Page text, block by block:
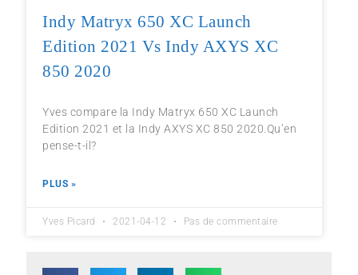
Indy Matryx 650 XC Launch
Edition 2021 Vs Indy AXYS XC
850 2020
Yves compare la Indy Matryx 650 XC Launch
Edition 2021 et la Indy AXYS XC 850 2020.Qu’en
pense-t-il?
PLUS »
Yves Picard 2021-04-12 Pas de commentaire